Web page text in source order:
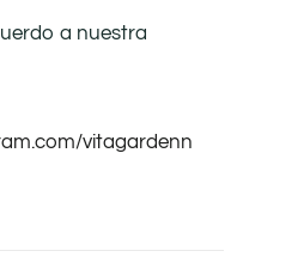
a nuestra
vitagardenn